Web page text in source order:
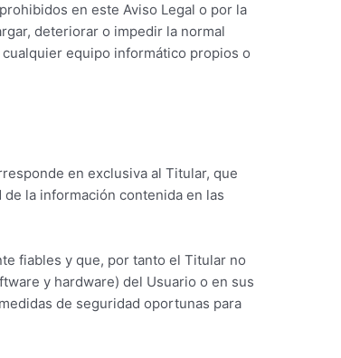
en este Aviso Legal o por la
deteriorar o impedir la normal
equipo informático propios o
en exclusiva al Titular, que
la información contenida en las
fiables y que, por tanto el Titular no
y hardware) del Usuario o en sus
de seguridad oportunas para